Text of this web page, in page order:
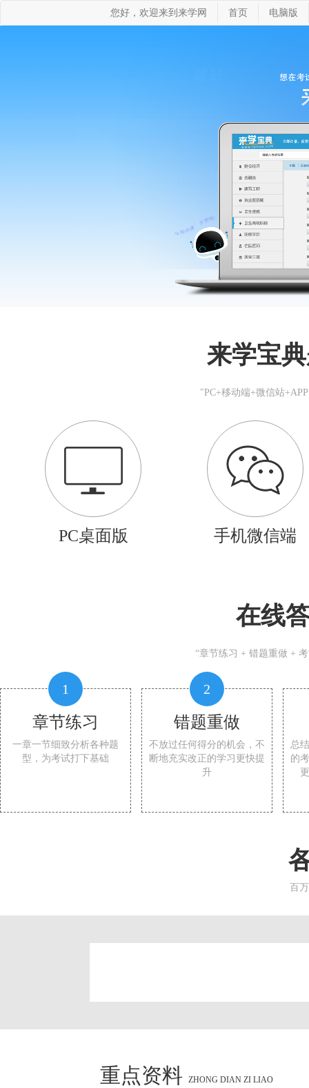
您好，欢迎来到来学网 首页 电脑版
来学宝
"PC+移动端+微信站
PC桌面版 手机微信端
在线
“章节练习 + 错题重做 +
1
章节练习
一章一节细致分析各种题
型，为考试打下基础
2
错题重做
不放过任何得分的机会，不
断地充实改正的学习更快提
升
总
的
百
重点资料 ZHONG DIAN ZI LIAO